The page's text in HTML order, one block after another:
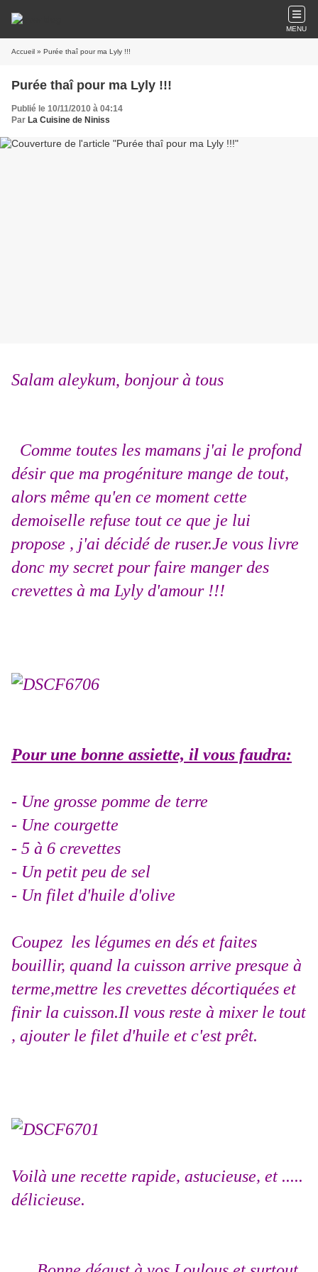
MENU
Accueil » Purée thaî pour ma Lyly !!!
Purée thaî pour ma Lyly !!!
Publié le 10/11/2010 à 04:14
Par La Cuisine de Niniss
Salam aleykum, bonjour à tous
Comme toutes les mamans j'ai le profond
désir que ma progéniture mange de tout,
alors même qu'en ce moment cette
demoiselle refuse tout ce que je lui
propose , j'ai décidé de ruser.Je vous livre
donc my secret pour faire manger des
crevettes à ma Lyly d'amour !!!
Pour une bonne assiette, il vous faudra:
- Une grosse pomme de terre
- Une courgette
- 5 à 6 crevettes
- Un petit peu de sel
- Un filet d'huile d'olive
Coupez les légumes en dés et faites
bouillir, quand la cuisson arrive presque à
terme,mettre les crevettes décortiquées et
finir la cuisson.Il vous reste à mixer le tout
, ajouter le filet d'huile et c'est prêt.
Voilà une recette rapide, astucieuse, et .....
délicieuse.